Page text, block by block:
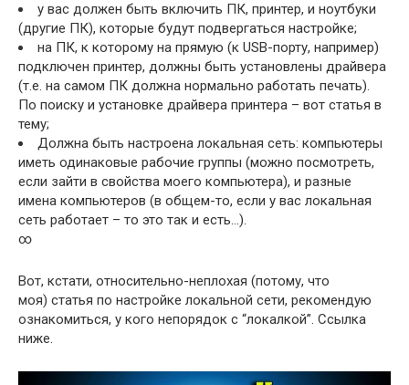
у вас должен быть включить ПК, принтер, и ноутбуки
(другие ПК), которые будут подвергаться настройке;
на ПК, к которому на прямую (к USB-порту, например)
подключен принтер, должны быть установлены драйвера
(т.е. на самом ПК должна нормально работать печать).
По поиску и установке драйвера принтера – вот статья в
тему;
Должна быть настроена локальная сеть: компьютеры
иметь одинаковые рабочие группы (можно посмотреть,
если зайти в свойства моего компьютера), и разные
имена компьютеров (в общем-то, если у вас локальная
сеть работает – то это так и есть…).
∞
Вот, кстати, относительно-неплохая (потому, что
моя) статья по настройке локальной сети, рекомендую
ознакомиться, у кого непорядок с “локалкой”. Ссылка
ниже.